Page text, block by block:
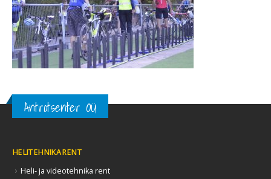
Antrotsenter OÜ
HELITEHNIKA RENT
Heli- ja videotehnika rent